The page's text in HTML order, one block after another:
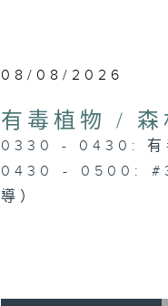
08/08/2026
有毒植物 / 森
0330 - 0430: 有
0430 - 0500:
導）